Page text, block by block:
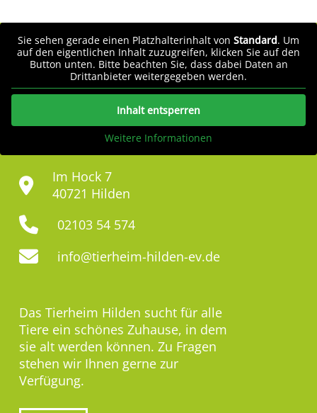
Sie sehen gerade einen Platzhalterinhalt von Standard. Um
auf den eigentlichen Inhalt zuzugreifen, klicken Sie auf den
Button unten. Bitte beachten Sie, dass dabei Daten an
Drittanbieter weitergegeben werden.
Inhalt entsperren
Weitere Informationen
Im Hock 7
40721 Hilden
02103 54 574
info@tierheim-hilden-ev.de
Das Tierheim Hilden sucht für alle
Tiere ein schönes Zuhause, in dem
sie alt werden können. Zu Fragen
stehen wir Ihnen gerne zur
Verfügung.